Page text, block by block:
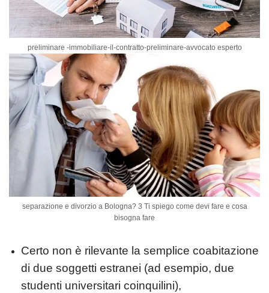
preliminare -immobiliare-il-contratto-preliminare-avvocato esperto
separazione e divorzio a Bologna? 3 Ti spiego come devi fare e cosa
bisogna fare
Certo non è rilevante la semplice coabitazione
di due soggetti estranei (ad esempio, due
studenti universitari coinquilini),